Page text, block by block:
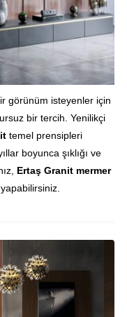
görünüm isteyenler için
bir tercih. Yenilikçi
temel prensipleri
boyunca şıklığı ve
Ertaş Granit mermer